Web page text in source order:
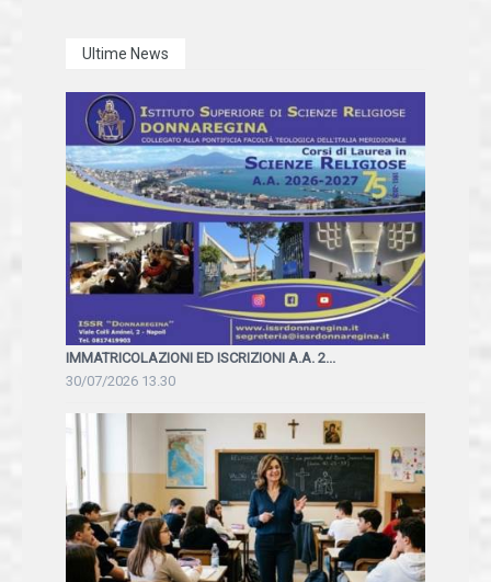
Ultime News
IMMATRICOLAZIONI ED ISCRIZIONI A.A. 2...
30/07/2026 13.30